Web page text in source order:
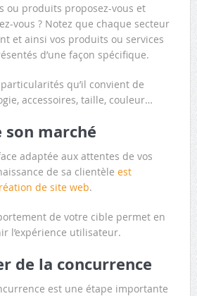
ou produits proposez-vous et
vous ? Notez que chaque secteur
et ainsi vos produits ou services
d’une façon spécifique.
qu’il convient de
accessoires, taille, couleur…
son marché
adaptée aux attentes de vos
de sa clientèle est
de site web.
de votre cible permet en
l’expérience utilisateur.
de la concurrence
est une étape importante